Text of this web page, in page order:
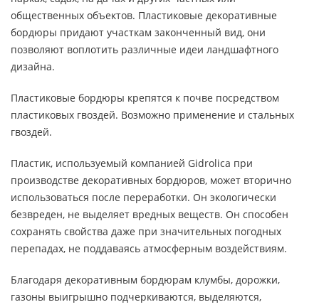
общественных объектов. Пластиковые декоративные
бордюры придают участкам законченный вид, они
позволяют воплотить различные идеи ландшафтного
дизайна.
Пластиковые бордюры крепятся к почве посредством
пластиковых гвоздей. Возможно применение и стальных
гвоздей.
Пластик, используемый компанией Gidrolica при
производстве декоративных бордюров, может вторично
использоваться после переработки. Он экологически
безвреден, не выделяет вредных веществ. Он способен
сохранять свойства даже при значительных погодных
перепадах, не поддаваясь атмосферным воздействиям.
Благодаря декоративным бордюрам клумбы, дорожки,
газоны выигрышно подчеркиваются, выделяются,